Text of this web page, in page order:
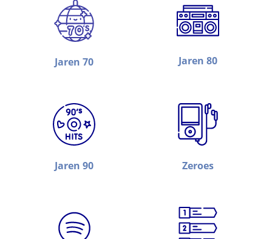
Jaren 70 Jaren 80
Jaren 90 Zeroes